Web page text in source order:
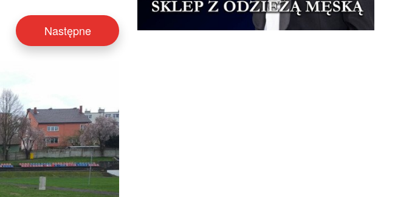
Następne